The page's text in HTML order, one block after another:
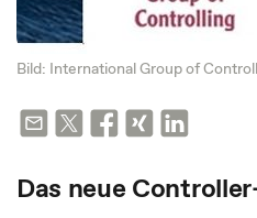
Bild: International Group of
Das neue